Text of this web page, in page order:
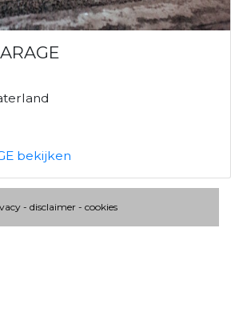
bekijken
- disclaimer - cookies